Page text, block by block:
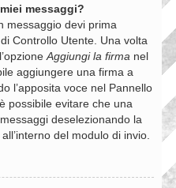
messaggi?
messaggio devi prima
Controllo Utente. Una volta
Aggiungi la firma nel
aggiungere una firma a
l’apposita voce nel Pannello
possibile evitare che una
deselezionando la
del modulo di invio.